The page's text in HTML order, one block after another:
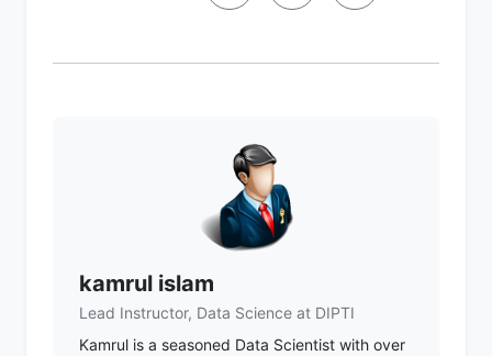
kamrul islam
Lead Instructor, Data Science at DIPTI
Kamrul is a seasoned Data Scientist with over